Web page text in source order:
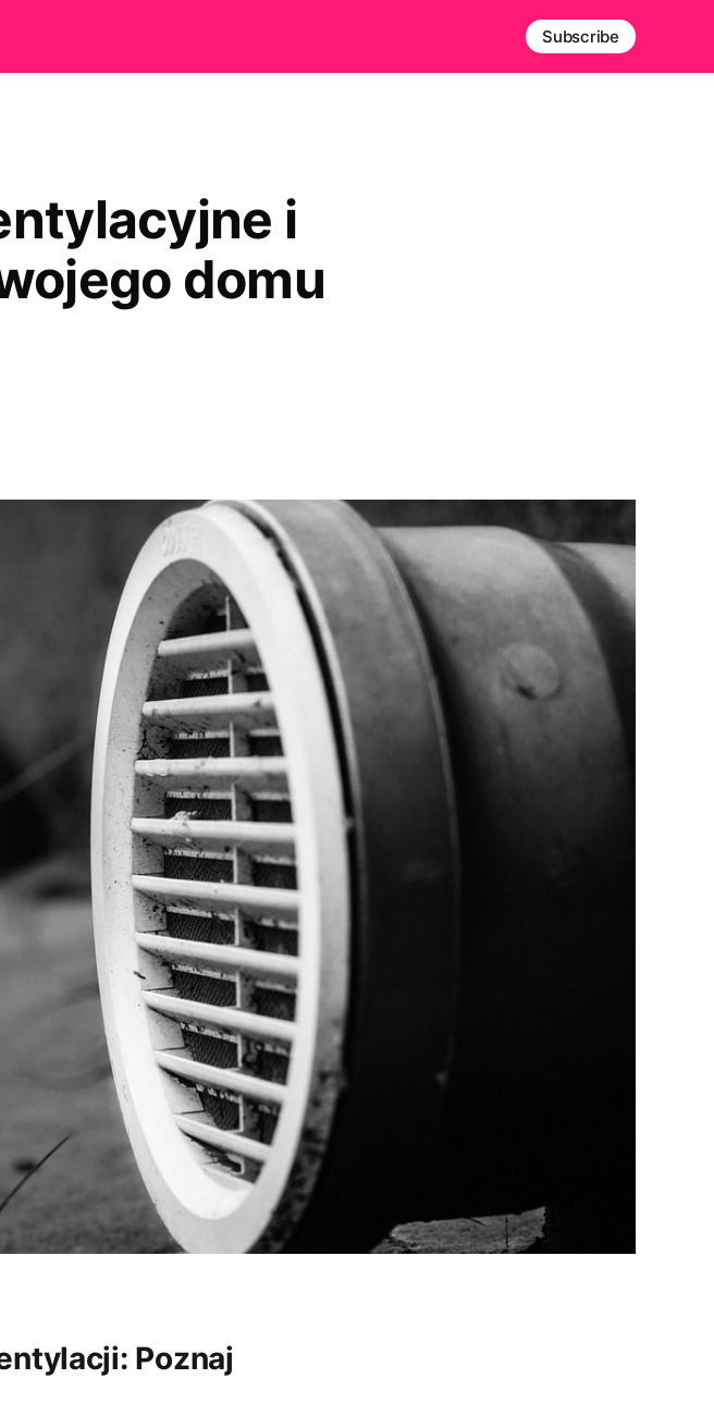
Subscribe
i
domu
Poznaj